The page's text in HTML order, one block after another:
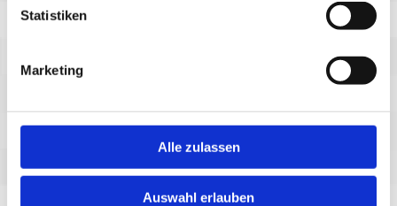
Statistiken
Marketing
Alle zulassen
Auswahl erlauben
anderen Daten von Google zusammengeführt. Sie
entsprechende Einstellung Ihrer Browser-Software
verhindern; wir weisen Sie jedoch darauf hin, dass
Sie in diesem Fall gegebenenfalls nicht sämtliche